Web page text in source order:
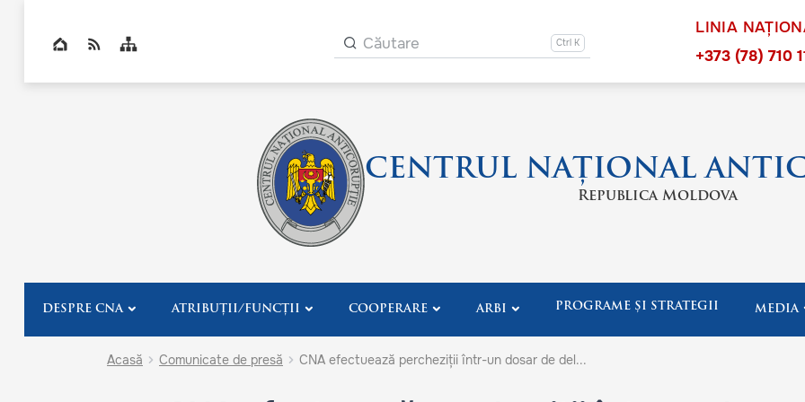
Top bar navigation Navigation other
Căutare
Navigation
LINIA
+373 (78) 710
CENTRUL NAȚIONAL
Republica Moldova
DESPRE CNA ATRIBUȚII/FUNCȚII COOPERARE ARBI PROGRAME ȘI STRATEGII MEDIA
Acasă Comunicate de presă CNA efectuează percheziții într-un dosar de del...